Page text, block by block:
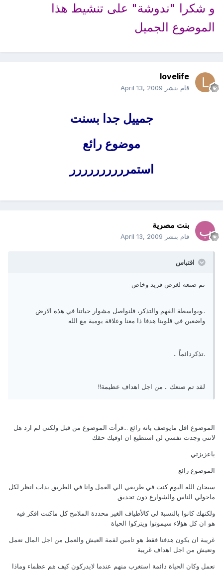
و شكرا "ندوشة" على تنشيط هذا
الموضوع الجميل
lovelife
قام بنشر April 13, 2009
جمييل جدا بسنت
موضوع رائع
استمرررررررررر
بنت مصرية
قام بنشر April 13, 2009
اقتباس
تم صنعه لغرض فريد وخاص
..وبواسطة الفهم والتذكر، فلنواصل مشوار حياتنا في هذه الارض
واضعين في قلوبنا هدفا ذا معنا وعلاقة يومية مع الله
.تذكردائماً ..
لقد تم صنعك .. من اجل اهداف عظيمة!!
الموضوع اقل مايوصف بانه رائع ...قرأت الموضوع من قبل ولكني لم ارد هل
لانني وجدت نفسي لن استطيع ان اوفيك حقك
ياعزيزتي
الموضوع رائع
سبحان الله اليوم كنت في طريقي الي العمل وانا في الطريق بدات انظر لكل
ماحولي الناس والشوارع دون تحديق
ولكنهك كانوا بالنسبة لي كالأطياف الغير محددة الملامح كل ماكنت افكر فيه
هو ان كل هؤلاء سيموتوا ويتركوا الحياة
غريبة ان يكون هدفنا فقط هو تامين لقمة العيش والعمل من اجل المال نعمل
ونعيش من اجل اهداف غريبة
نعمل وكان الحياة دائمة استغرب منهم عندما لايدركون كيف هم عظماء وماذا